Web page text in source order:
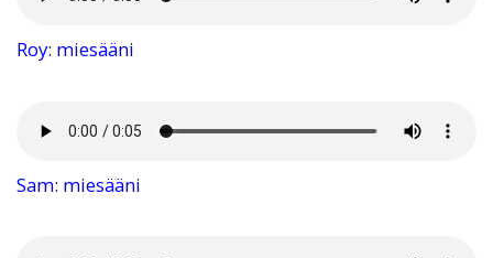
Roy: miesääni
Sam: miesääni